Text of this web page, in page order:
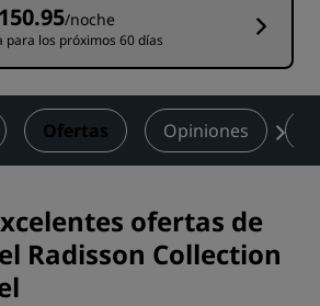
/noche
para los próximos 60 días
Ofertas Opiniones
ofertas de
Radisson Collection